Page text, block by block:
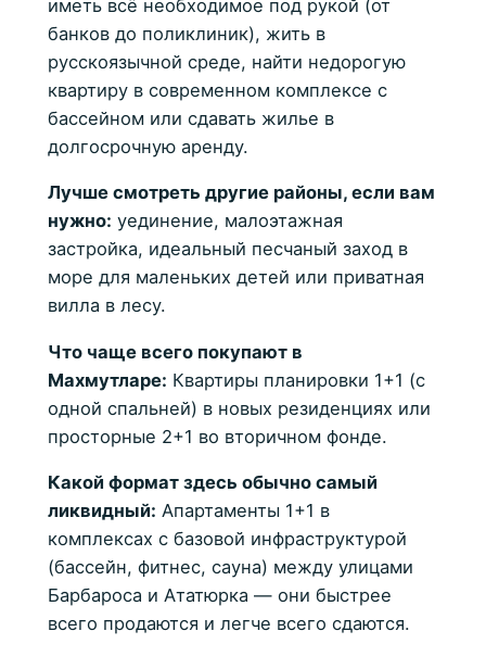
иметь всё необходимое под рукой (от
банков до поликлиник), жить в
русскоязычной среде, найти недорогую
квартиру в современном комплексе с
бассейном или сдавать жилье в
долгосрочную аренду.
Лучше смотреть другие районы, если вам
нужно: уединение, малоэтажная
застройка, идеальный песчаный заход в
море для маленьких детей или приватная
вилла в лесу.
Что чаще всего покупают в
Махмутларе: Квартиры планировки 1+1 (с
одной спальней) в новых резиденциях или
просторные 2+1 во вторичном фонде.
Какой формат здесь обычно самый
ликвидный: Апартаменты 1+1 в
комплексах с базовой инфраструктурой
(бассейн, фитнес, сауна) между улицами
Барбароса и Ататюрка — они быстрее
всего продаются и легче всего сдаются.